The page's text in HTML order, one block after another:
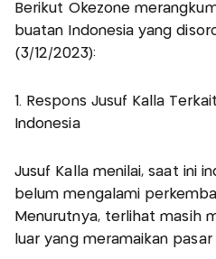
Berikut Okezone
buatan Indonesia yang
(3/12/2023):
1. Respons Jusuf Kalla
Indonesia
Jusuf Kalla menilai, saat ini
belum mengalami
Menurutnya, terlihat masih
luar yang meramaikan